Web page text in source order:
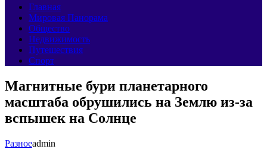
Главная
Мировая Панорама
Общество
Недвижимость
Путешествия
Спорт
Магнитные бури планетарного
масштаба обрушились на Землю из-за
вспышек на Солнце
Разноеadmin